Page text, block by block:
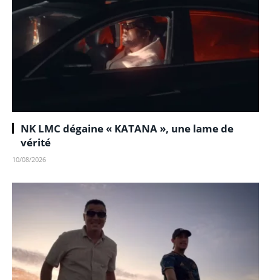
NK LMC dégaine « KATANA », une lame de
vérité
10/08/2026